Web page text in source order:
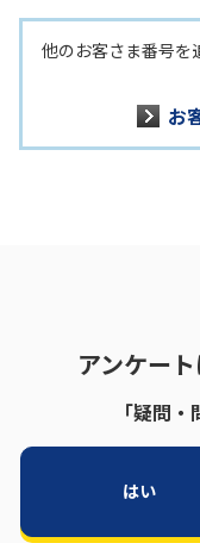
他のお客さま番号を
お
アンケー
「疑問
はい